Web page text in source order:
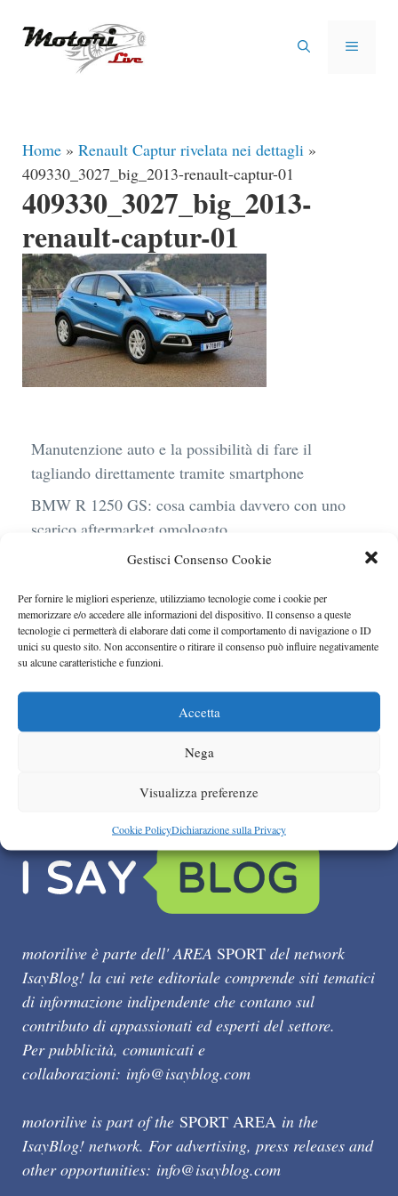
Gestisci Consenso Cookie
Per fornire le migliori esperienze, utilizziamo tecnologie come i cookie per
memorizzare e/o accedere alle informazioni del dispositivo. Il consenso a queste
tecnologie ci permetterà di elaborare dati come il comportamento di navigazione o ID
unici su questo sito. Non acconsentire o ritirare il consenso può influire negativamente
su alcune caratteristiche e funzioni.
Accetta
Nega
Visualizza preferenze
Cookie PolicyDichiarazione sulla Privacy
MENU
Home » Renault Captur rivelata nei dettagli »
409330_3027_big_2013-renault-captur-01
409330_3027_big_2013-
renault-captur-01
Manutenzione auto e la possibilità di fare il
tagliando direttamente tramite smartphone
BMW R 1250 GS: cosa cambia davvero con uno
scarico aftermarket omologato
Audi Q4 e-Tron 40 Business elettrica: mobilità
termine
Ufficiale l’arrivo degli stop lampeggianti
obbligatori in Italia
Le caratteristiche del motore Turbo 100 di
motorilive è parte dell' AREA SPORT del network
IsayBlog! la cui rete editoriale comprende siti tematici
di informazione indipendente che contano sul
contributo di appassionati ed esperti del settore.
Per pubblicità, comunicati e
collaborazioni: info@isayblog.com
motorilive is part of the SPORT AREA in the
IsayBlog! network. For advertising, press releases and
other opportunities: info@isayblog.com